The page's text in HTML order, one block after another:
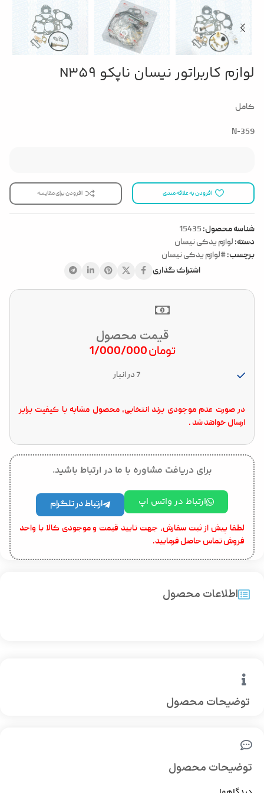
لوازم کاربراتور نیسان ناپکو N359
کامل
N-359
افزودن به علاقه مندی افزودن برای مقایسه
شناسه محصول:15435
دسته: لوازم یدکی نیسان
برچسب:#لوازم یدکی نیسان
اشتراک گذاری
قیمت محصول
تومان
7 در انبار
در صورت عدم موجودی برند انتخابی، محصول مشابه با کیفیت برابر
ارسال خواهد شد .
برای دریافت مشاوره با ما در ارتباط باشید.
ارتباط در واتس اپ ارتباط در تلگرام
لطفا پیش از ثبت سفارش، جهت تایید قیمت و موجودی کالا با واحد
فروش تماس حاصل فرمایید.
توضیحات محصول
اطلاعات محصول
توضیحات محصول